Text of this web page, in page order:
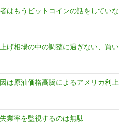
はもうビットコインの話をしていな
げ相場の中の調整に過ぎない、買い
は原油価格高騰によるアメリカ利上
業率を監視するのは無駄